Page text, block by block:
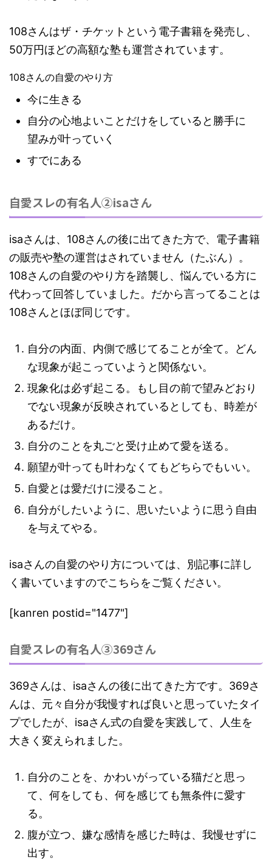
108さんはザ・チケットという電子書籍を発売し、
50万円ほどの高額な塾も運営されています。
108さんの自愛のやり方
今に生きる
自分の心地よいことだけをしていると勝手に
望みが叶っていく
すでにある
自愛スレの有名人②isaさん
isaさんは、108さんの後に出てきた方で、電子書籍
の販売や塾の運営はされていません（たぶん）。
108さんの自愛のやり方を踏襲し、悩んでいる方に
代わって回答していました。だから言ってることは
108さんとほぼ同じです。
自分の内面、内側で感じてることが全て。 どん
な現象が起こっていようと関係ない。
現象化は必ず起こる。もし目の前で望みどおり
でない現象が反映されているとしても、 時差が
あるだけ。
自分のことを丸ごと受け止めて愛を送る。
願望が叶っても叶わなくてもどちらでもいい。
自愛とは愛だけに浸ること。
自分がしたいように、思いたいように思う 自由
を与えてやる。
isaさんの自愛のやり方については、別記事に詳し
く書いていますのでこちらをご覧ください。
[kanren postid="1477"]
自愛スレの有名人③369さん
369さんは、isaさんの後に出てきた方です。369さ
んは、元々自分が我慢すれば良いと思っていたタイ
プでしたが、isaさん式の自愛を実践して、人生を
大きく変えられました。
自分のことを、かわいがっている猫だと思っ
て、 何をしても、何を感じても無条件に愛す
る。
腹が立つ、嫌な感情を感じた時は、 我慢せずに
出す。